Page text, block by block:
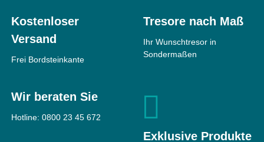
Kostenloser
Versand
Frei Bordsteinkante
Tresore nach Maß
Ihr Wunschtresor in
Sondermaßen
Wir beraten Sie
Hotline: 0800 23 45 672
Exklusive Produkte